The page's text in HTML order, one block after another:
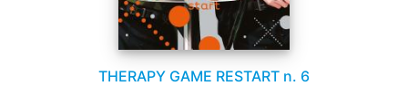
THERAPY GAME RESTART n. 6